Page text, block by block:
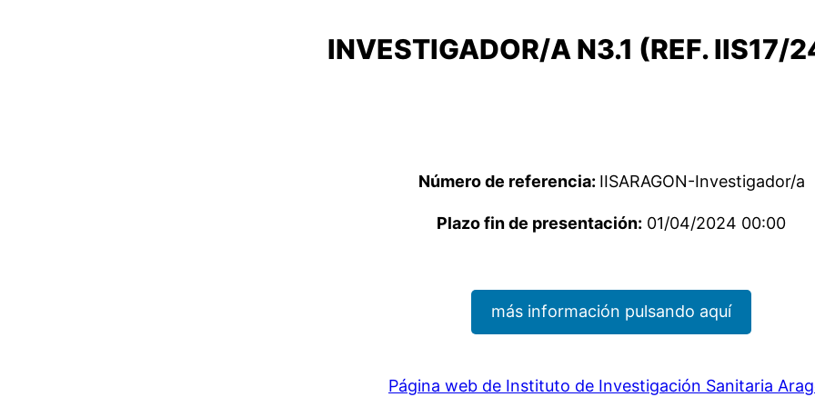
INVESTIGADOR/A N3.1 (REF. IIS17/
Número de referencia: IISARAGON-Investigador/a
Plazo fin de presentación: 01/04/2024 00:00
más información pulsando aquí
Página web de Instituto de Investigación Sanitaria